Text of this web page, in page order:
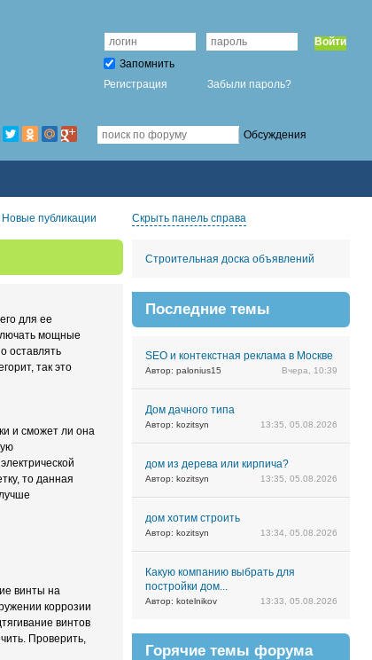
Войти
Запомнить
Регистрация
Забыли пароль?
Обсуждения
Новые публикации Скрыть панель справа
для ее
мощные
оставлять
так это
и сможет ли она
то данная
винты на
коррозии
винтов
Проверить,
Строительная доска объявлений
Последние темы
SEO и контекстная реклама в Москве
Автор: palonius15 Вчера, 10:39
Дом дачного типа
Автор: kozitsyn 13:35, 05.08.2026
дом из дерева или кирпича?
Автор: kozitsyn 13:35, 05.08.2026
дом хотим строить
Автор: kozitsyn 13:34, 05.08.2026
Какую компанию выбрать для
постройки дом...
Автор: kotelnikov 13:33, 05.08.2026
Горячие темы форума